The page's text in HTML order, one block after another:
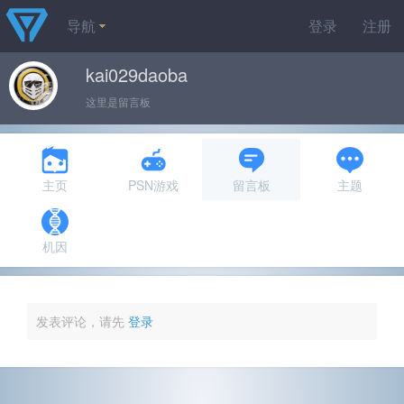
登录 注册
导航
kai029daoba
这里是留言板
主页 PSN游戏 留言板 主题
机因
发表评论，请先 登录